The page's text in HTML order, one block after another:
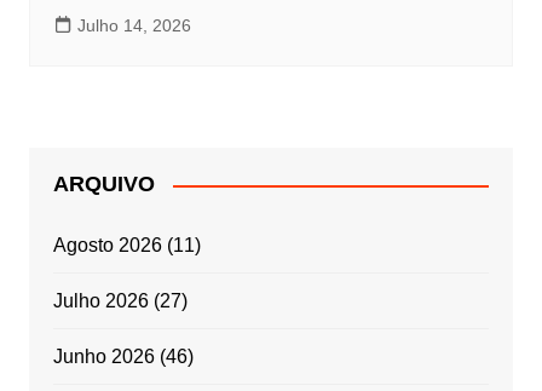
Julho 14, 2026
ARQUIVO
Agosto 2026(11)
Julho 2026(27)
Junho 2026(46)